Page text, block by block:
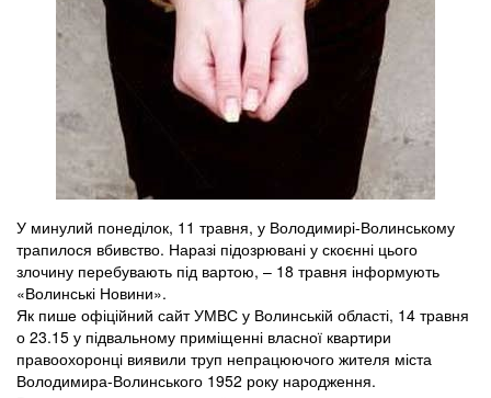
У минулий понеділок, 11 травня, у Володимирі-Волинському
трапилося вбивство. Наразі підозрювані у скоєнні цього
злочину перебувають під вартою, – 18 травня інформують
«Волинські Новини».
Як пише офіційний сайт УМВС у Волинській області, 14 травня
о 23.15 у підвальному приміщенні власної квартири
правоохоронці виявили труп непрацюючого жителя міста
Володимира-Волинського 1952 року народження.